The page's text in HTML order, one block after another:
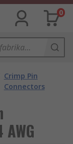
0
Crimp Pin
Connectors